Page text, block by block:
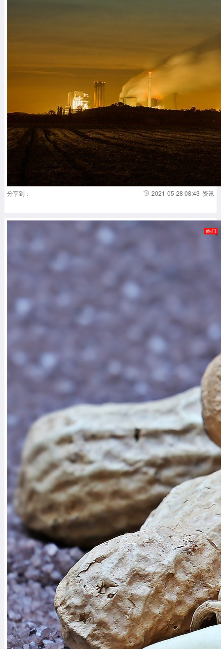
分享到： 资讯
2021-05-28 08:43